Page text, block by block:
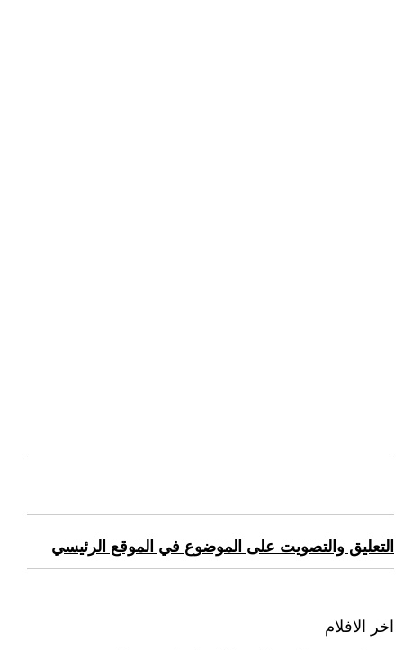
التعليق والتصويت على الموضوع في الموقع الرئيسي
اخر الافلام